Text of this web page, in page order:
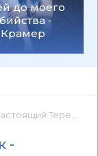
до моего
-
Крамер
- Виктория Владимировна Елизарова 📕 - Книга онлайн бесплатно
-